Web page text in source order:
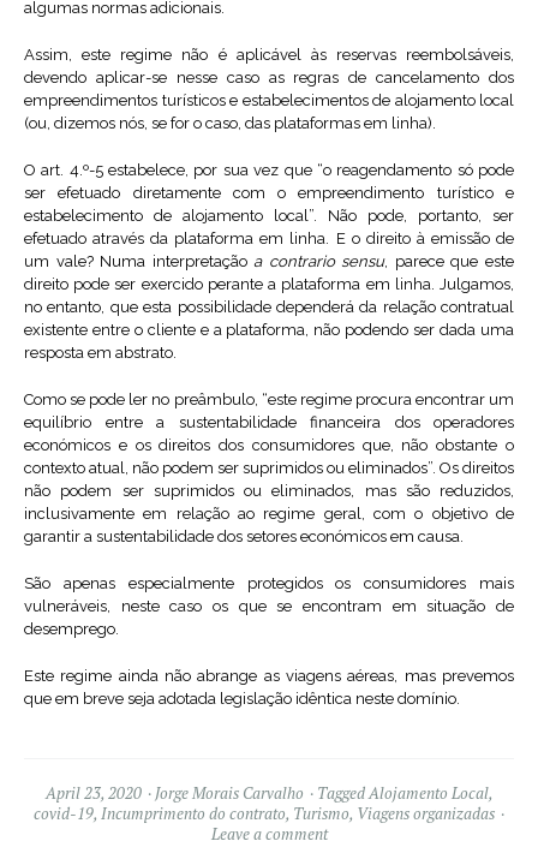
algumas normas adicionais.
Assim, este regime não é aplicável às reservas reembolsáveis,
devendo aplicar-se nesse caso as regras de cancelamento dos
empreendimentos turísticos e estabelecimentos de alojamento local
(ou, dizemos nós, se for o caso, das plataformas em linha).
O art. 4.º-5 estabelece, por sua vez que “o reagendamento só pode
ser efetuado diretamente com o empreendimento turístico e
estabelecimento de alojamento local”. Não pode, portanto, ser
efetuado através da plataforma em linha. E o direito à emissão de
um vale? Numa interpretaçãoa contrario sensu, parece que este
direito pode ser exercido perante a plataforma em linha. Julgamos,
no entanto, que esta possibilidade dependerá da relação contratual
existente entre o cliente e a plataforma, não podendo ser dada uma
resposta em abstrato.
Como se pode ler no preâmbulo, “este regime procura encontrar um
equilíbrio entre a sustentabilidade financeira dos operadores
económicos e os direitos dos consumidores que, não obstante o
contexto atual, não podem ser suprimidos ou eliminados”. Os direitos
não podem ser suprimidos ou eliminados, mas são reduzidos,
inclusivamente em relação ao regime geral, com o objetivo de
garantir a sustentabilidade dos setores económicos em causa.
São apenas especialmente protegidos os consumidores mais
vulneráveis, neste caso os que se encontram em situação de
desemprego.
Este regime ainda não abrange as viagens aéreas, mas prevemos
que em breve seja adotada legislação idêntica neste domínio.
April 23, 2020 Jorge Morais Carvalho TaggedAlojamento Local,
covid-19, Incumprimento do contrato, Turismo, Viagens organizadas
Leave a comment